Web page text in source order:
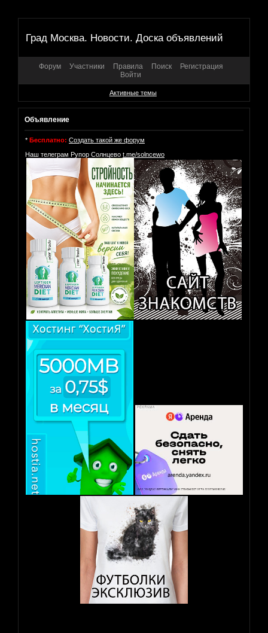
Град Москва. Новости. Доска объявлений
Форум Участники Правила Поиск
Регистрация
Войти
Активные темы
Объявление
* Бесплатно: Создать такой же форум
Наш телеграм Рупор Солнцево t.me/solncewo